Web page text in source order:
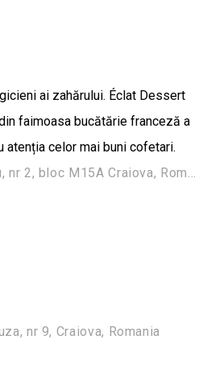
ai zahărului. Éclat Dessert
faimoasa bucătărie franceză a
celor mai buni cofetari.
Strada Nicolae Bălcescu, nr 2, bloc M15A Craiova, Romania
nr 9, Craiova, Romania